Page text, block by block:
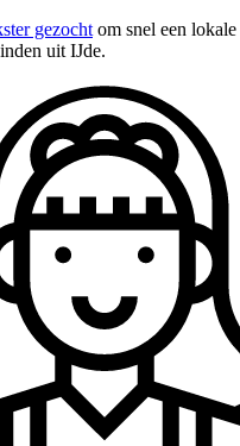
gezocht om snel een
uit IJde.